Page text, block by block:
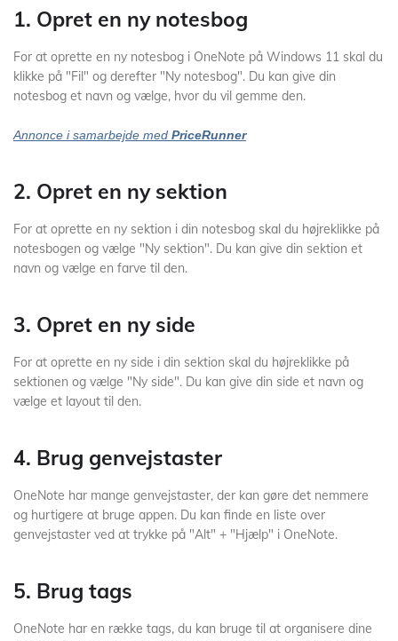
1. Opret en ny notesbog
For at oprette en ny notesbog i OneNote på Windows 11 skal du
klikke på "Fil" og derefter "Ny notesbog". Du kan give din
notesbog et navn og vælge, hvor du vil gemme den.
Annonce i samarbejde med PriceRunner
2. Opret en ny sektion
For at oprette en ny sektion i din notesbog skal du højreklikke på
notesbogen og vælge "Ny sektion". Du kan give din sektion et
navn og vælge en farve til den.
3. Opret en ny side
For at oprette en ny side i din sektion skal du højreklikke på
sektionen og vælge "Ny side". Du kan give din side et navn og
vælge et layout til den.
4. Brug genvejstaster
OneNote har mange genvejstaster, der kan gøre det nemmere
og hurtigere at bruge appen. Du kan finde en liste over
genvejstaster ved at trykke på "Alt" + "Hjælp" i OneNote.
5. Brug tags
OneNote har en række tags, du kan bruge til at organisere dine